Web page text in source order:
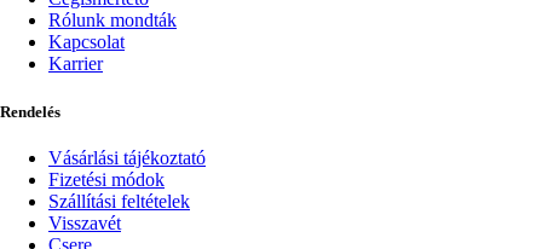
Rólunk mondták
Kapcsolat
Karrier
Rendelés
Vásárlási tájékoztató
Fizetési módok
Szállítási feltételek
Visszavét
Csere